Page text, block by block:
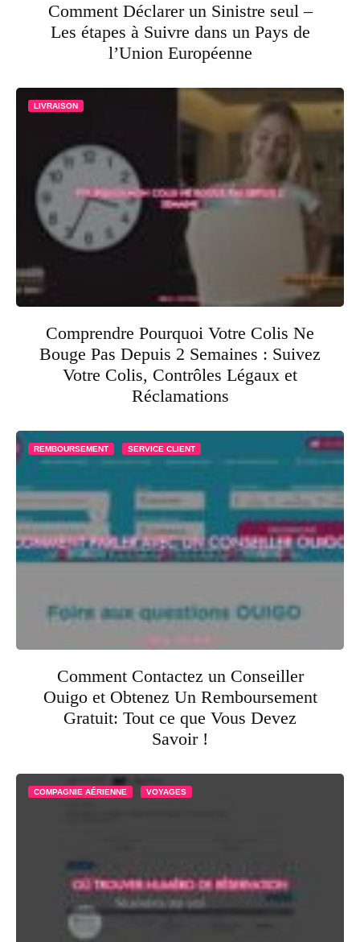
Comment Déclarer un Sinistre seul –
Les étapes à Suivre dans un Pays de
l’Union Européenne
LIVRAISON
Comprendre Pourquoi Votre Colis Ne
Bouge Pas Depuis 2 Semaines : Suivez
Votre Colis, Contrôles Légaux et
Réclamations
REMBOURSEMENT SERVICE CLIENT
Comment Contactez un Conseiller
Ouigo et Obtenez Un Remboursement
Gratuit: Tout ce que Vous Devez
Savoir !
COMPAGNIE AÉRIENNE VOYAGES